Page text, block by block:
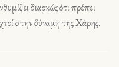
διαρκώς ότι πρέπει
στην δύναμη της Χάρης.